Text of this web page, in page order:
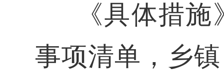
《具体措
事项清单，乡